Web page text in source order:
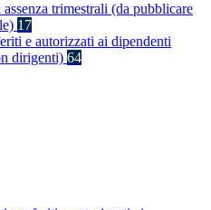
assenza trimestrali (da pubblicare
17
e autorizzati ai dipendenti
dirigenti) 64